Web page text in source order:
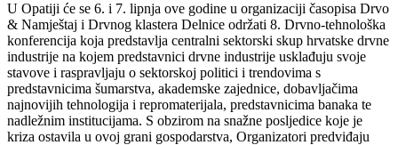
U Opatiji će se 6. i 7. lipnja ove godine u organizaciji časopisa Drvo
& Namještaj i Drvnog klastera Delnice održati 8. Drvno-tehnološka
konferencija koja predstavlja centralni sektorski skup hrvatske drvne
industrije na kojem predstavnici drvne industrije usklađuju svoje
stavove i raspravljaju o sektorskoj politici i trendovima s
predstavnicima šumarstva, akademske zajednice, dobavljačima
najnovijih tehnologija i repromaterijala, predstavnicima banaka te
nadležnim institucijama. S obzirom na snažne posljedice koje je
kriza ostavila u ovoj grani gospodarstva, Organizatori predviđaju